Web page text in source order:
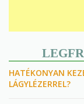
HATÉKONYAN
LÁGYLÉZERREL?